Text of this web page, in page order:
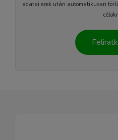
adatai ezek után automatikusan